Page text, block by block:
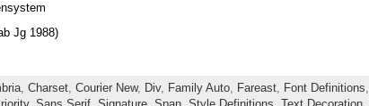
Jg 1988)
, Charset, Courier New, Div, Family Auto, Fareast, Font Definitions
, Sans Serif, Signature, Span, Style Definitions Text Decoration,